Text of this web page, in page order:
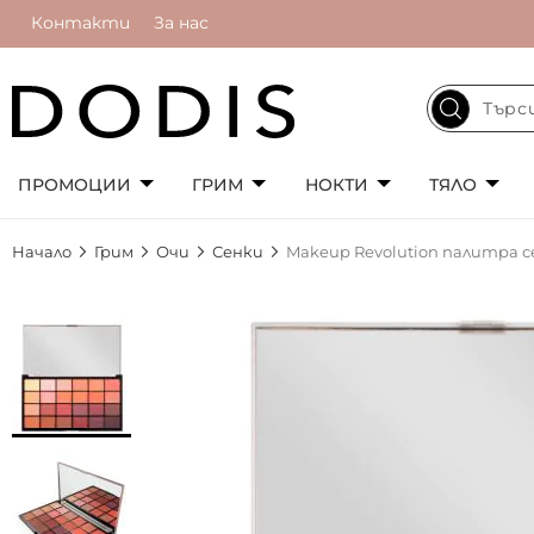
Контакти За нас
ПРОМОЦИИ ГРИМ НОКТИ ТЯЛО
Начало Грим Очи Сенки Makeup Revolution палитра
към
на
галерията
изображенията